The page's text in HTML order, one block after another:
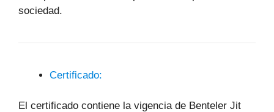
sociedad.
Certificado:
El certificado contiene la vigencia de Benteler Jit